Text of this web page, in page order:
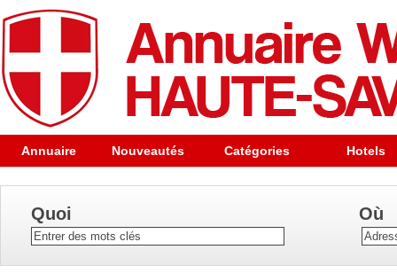
Annuaire Nouveautés Catégories Hotels
Quoi Où